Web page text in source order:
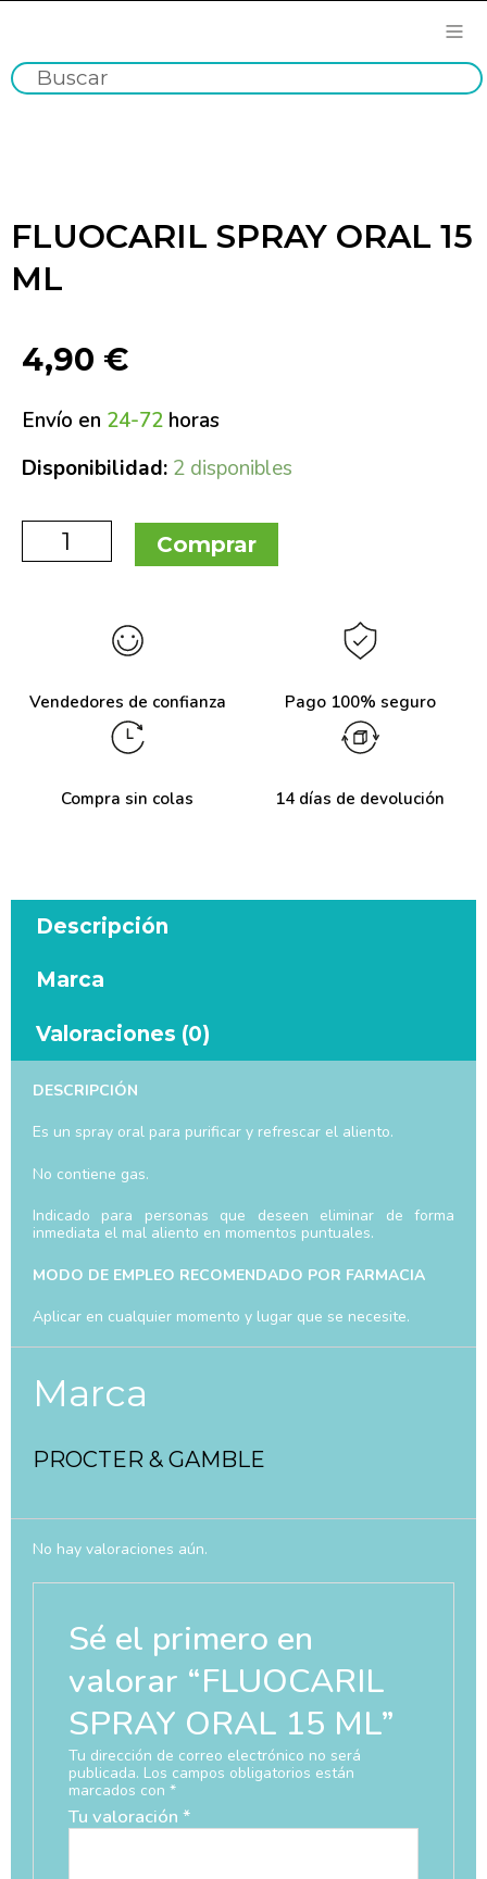
FLUOCARIL SPRAY ORAL 15
ML
4,90 €
Envío en 24-72 horas
Disponibilidad: 2 disponibles
Comprar
Vendedores de confianza Pago 100% seguro
Compra sin colas 14 días de devolución
Descripción
Marca
Valoraciones (0)
DESCRIPCIÓN
Es un spray oral para purificar y refrescar el aliento.
No contiene gas.
Indicado para personas que deseen eliminar de forma
inmediata el mal aliento en momentos puntuales.
MODO DE EMPLEO RECOMENDADO POR FARMACIA
Aplicar en cualquier momento y lugar que se necesite.
Marca
PROCTER & GAMBLE
No hay valoraciones aún.
Sé el primero en
valorar “FLUOCARIL
SPRAY ORAL 15 ML”
Tu dirección de correo electrónico no será
publicada. Los campos obligatorios están
marcados con *
Tu valoración *